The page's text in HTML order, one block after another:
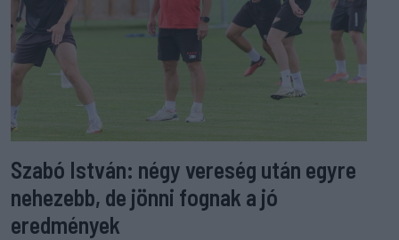
Szabó István: négy vereség után egyre
nehezebb, de jönni fognak a jó
eredmények